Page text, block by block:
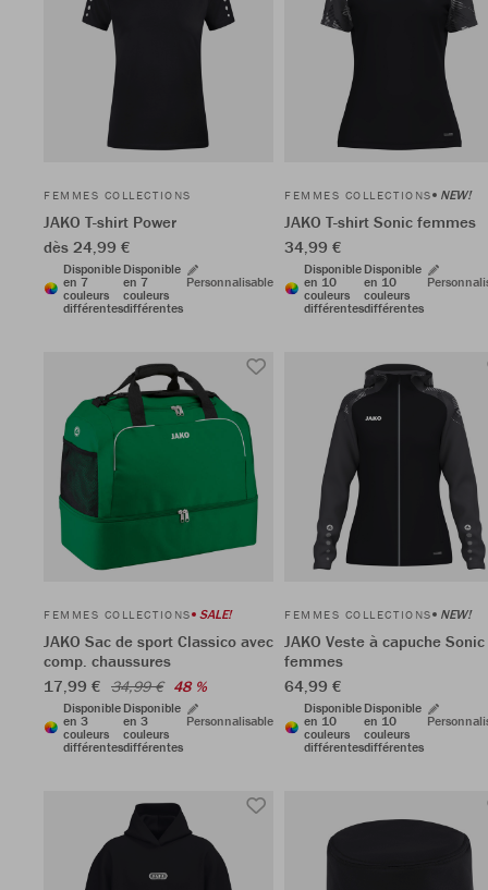
FEMMES COLLECTIONS
JAKO T-shirt Power
dès 24,99 €
Disponible
en 7
couleurs
différentes
Disponible
en 7
couleurs
différentes
Personnalisable
FEMMES COLLECTIONS NEW!
JAKO T-shirt Sonic femmes
34,99 €
Disponible
en 10
couleurs
différentes
Disponible
en 10
couleurs
différentes
FEMMES COLLECTIONS SALE!
JAKO Sac de sport Classico avec
comp. chaussures
17,99 € 34,99 € 48 %
Disponible
en 3
couleurs
différentes
Disponible
en 3
couleurs
différentes
Personnalisable
FEMMES COLLECTIONS NEW!
JAKO Veste à capuche Sonic
femmes
64,99 €
Disponible
en 10
couleurs
différentes
Disponible
en 10
couleurs
différentes